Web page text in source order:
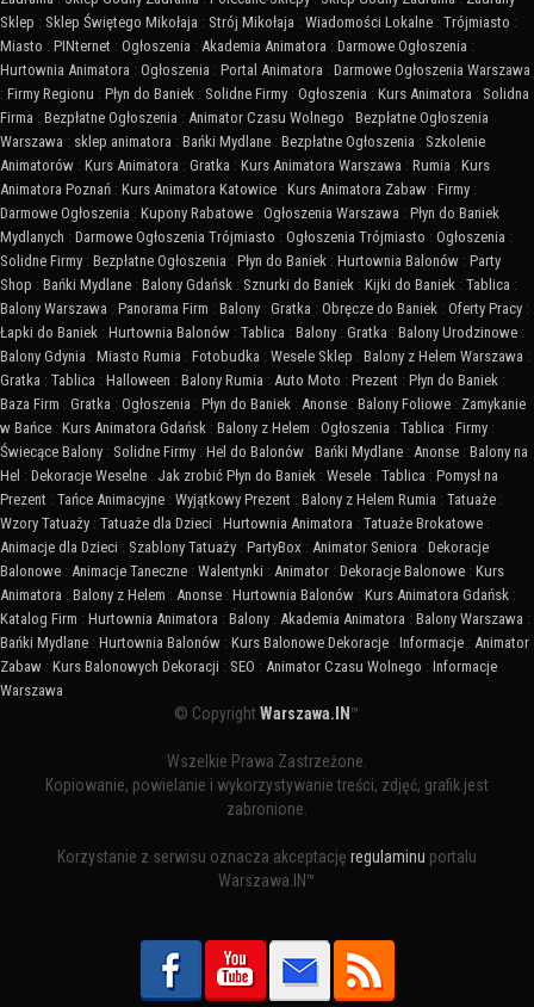
Sklep : Sklep Świętego Mikołaja : Strój Mikołaja : Wiadomości Lokalne : Trójmiasto :
Miasto : PINternet : Ogłoszenia : Akademia Animatora : Darmowe Ogłoszenia :
Hurtownia Animatora : Ogłoszenia : Portal Animatora : Darmowe Ogłoszenia Warszawa
: Firmy Regionu : Płyn do Baniek : Solidne Firmy : Ogłoszenia : Kurs Animatora : Solidna
Firma : Bezpłatne Ogłoszenia : Animator Czasu Wolnego : Bezpłatne Ogłoszenia
Warszawa : sklep animatora : Bańki Mydlane : Bezpłatne Ogłoszenia : Szkolenie
Animatorów : Kurs Animatora : Gratka : Kurs Animatora Warszawa : Rumia : Kurs
Animatora Poznań : Kurs Animatora Katowice : Kurs Animatora Zabaw : Firmy :
Darmowe Ogłoszenia : Kupony Rabatowe : Ogłoszenia Warszawa : Płyn do Baniek
Mydlanych : Darmowe Ogłoszenia Trójmiasto : Ogłoszenia Trójmiasto : Ogłoszenia :
Solidne Firmy : Bezpłatne Ogłoszenia : Płyn do Baniek : Hurtownia Balonów : Party
Shop : Bańki Mydlane : Balony Gdańsk : Sznurki do Baniek : Kijki do Baniek : Tablica :
Balony Warszawa : Panorama Firm : Balony : Gratka : Obręcze do Baniek : Oferty Pracy :
Łapki do Baniek : Hurtownia Balonów : Tablica : Balony : Gratka : Balony Urodzinowe :
Balony Gdynia : Miasto Rumia : Fotobudka : Wesele Sklep : Balony z Helem Warszawa :
Gratka : Tablica : Halloween : Balony Rumia : Auto Moto : Prezent : Płyn do Baniek :
Baza Firm : Gratka : Ogłoszenia : Płyn do Baniek : Anonse : Balony Foliowe : Zamykanie
w Bańce : Kurs Animatora Gdańsk : Balony z Helem : Ogłoszenia : Tablica : Firmy :
Świecące Balony : Solidne Firmy : Hel do Balonów : Bańki Mydlane : Anonse : Balony na
Hel : Dekoracje Weselne : Jak zrobić Płyn do Baniek : Wesele : Tablica : Pomysł na
Prezent : Tańce Animacyjne : Wyjątkowy Prezent : Balony z Helem Rumia : Tatuaże :
Wzory Tatuaży : Tatuaże dla Dzieci : Hurtownia Animatora : Tatuaże Brokatowe :
Animacje dla Dzieci : Szablony Tatuaży : PartyBox : Animator Seniora : Dekoracje
Balonowe : Animacje Taneczne : Walentynki : Animator : Dekoracje Balonowe : Kurs
Animatora : Balony z Helem : Anonse : Hurtownia Balonów : Kurs Animatora Gdańsk :
Katalog Firm : Hurtownia Animatora : Balony : Akademia Animatora : Balony Warszawa :
Bańki Mydlane : Hurtownia Balonów : Kurs Balonowe Dekoracje : Informacje : Animator
Zabaw : Kurs Balonowych Dekoracji : SEO : Animator Czasu Wolnego : Informacje
Warszawa
© CopyrightWarszawa.IN ™
Wszelkie Prawa Zastrzeżone.
Kopiowanie, powielanie i wykorzystywanie treści, zdjęć, grafik jest
zabronione.
Korzystanie z serwisu oznacza akceptację regulaminu portalu
Warszawa.IN™